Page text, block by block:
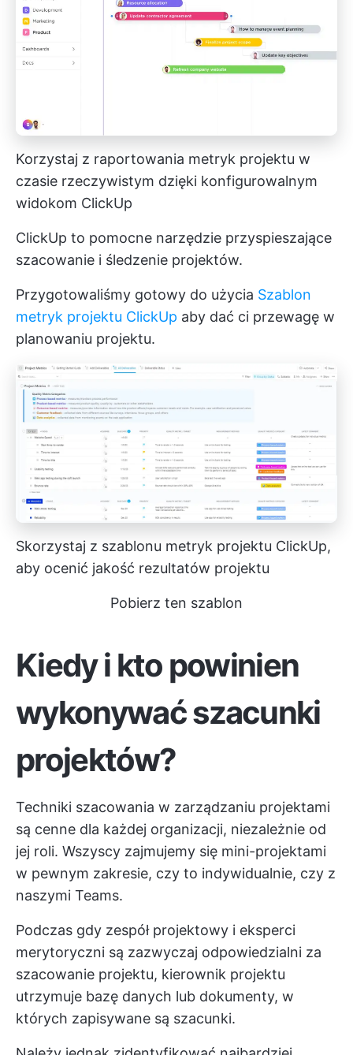
Korzystaj z raportowania metryk projektu w
czasie rzeczywistym dzięki konfigurowalnym
widokom ClickUp
ClickUp to pomocne narzędzie przyspieszające
szacowanie i śledzenie projektów.
Przygotowaliśmy gotowy do użycia Szablon
metryk projektu ClickUp aby dać ci przewagę w
planowaniu projektu.
Skorzystaj z szablonu metryk projektu ClickUp,
aby ocenić jakość rezultatów projektu
Pobierz ten szablon
Kiedy i kto powinien
wykonywać szacunki
projektów?
Techniki szacowania w zarządzaniu projektami
są cenne dla każdej organizacji, niezależnie od
jej roli. Wszyscy zajmujemy się mini-projektami
w pewnym zakresie, czy to indywidualnie, czy z
naszymi Teams.
Podczas gdy zespół projektowy i eksperci
merytoryczni są zazwyczaj odpowiedzialni za
szacowanie projektu, kierownik projektu
utrzymuje bazę danych lub dokumenty, w
których zapisywane są szacunki.